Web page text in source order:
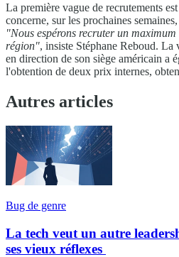
La première vague de recrutements
concerne, sur les prochaines
"Nous espérons recruter un
région", insiste Stéphane Reboud.
en direction de son siège américain a
l'obtention de deux prix internes,
Autres articles
Bug de genre
La tech veut un autre
ses vieux réflexes